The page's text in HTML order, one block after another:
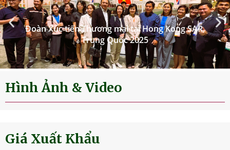
Đoàn Xúc tiến Thương mại tại Hong Kong SAR,
Trung Quốc 2025
Hình Ảnh & Video
Giá Xuất Khẩu